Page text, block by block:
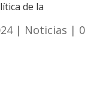
de la
| Noticias | 0